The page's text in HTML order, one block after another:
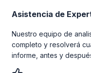
Asistencia de
Nuestro equipo de
completo y resolverá
informe, antes y